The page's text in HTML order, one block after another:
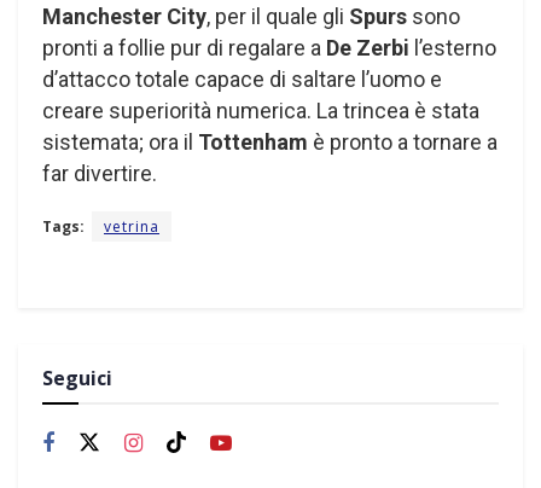
Manchester City, per il quale gli Spurs sono
pronti a follie pur di regalare a De Zerbi l’esterno
d’attacco totale capace di saltare l’uomo e
creare superiorità numerica. La trincea è stata
sistemata; ora il Tottenham è pronto a tornare a
far divertire.
Tags: vetrina
Seguici